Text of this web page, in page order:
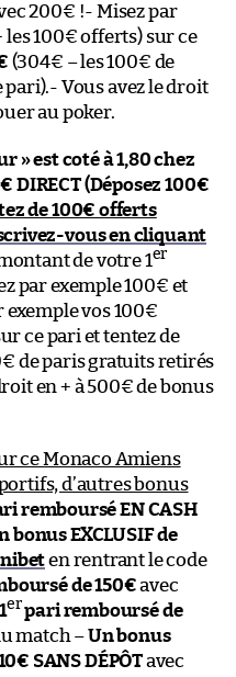
200€ !- Misez par
les 100€ offerts) sur ce
(304€ – les 100€ de
Vous avez le droit
au poker.
» est coté à 1,80 chez
DIRECT (Déposez 100€
de 100€ offerts
vous en cliquant
de votre 1er
par exemple 100€ et
exemple vos 100€
ce pari et tentez de
de paris gratuits retirés
en + à 500€ de bonus
ce Monaco Amiens
d’autres bonus
remboursé EN CASH
bonus EXCLUSIF de
en rentrant le code
de 150€avec
erpari remboursé de
match –Un bonus
SANS DÉPÔTavec